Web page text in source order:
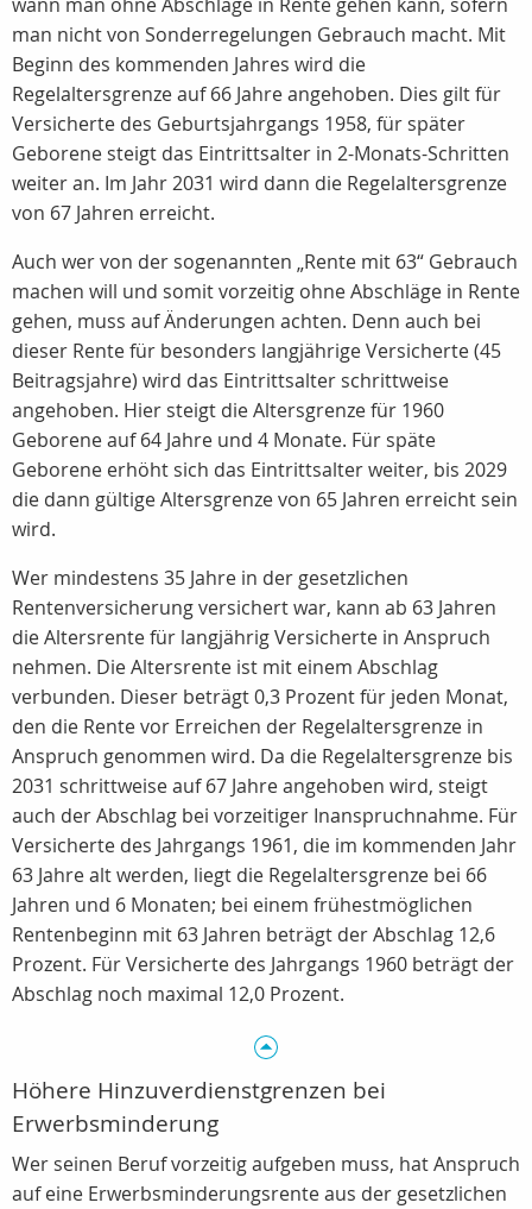
man nicht von Sonderregelungen Gebrauch macht. Mit
Beginn des kommenden Jahres wird die
Regelaltersgrenze auf 66 Jahre angehoben. Dies gilt für
Versicherte des Geburtsjahrgangs 1958, für später
Geborene steigt das Eintrittsalter in 2-Monats-Schritten
weiter an. Im Jahr 2031 wird dann die Regelaltersgrenze
von 67 Jahren erreicht.
Auch wer von der sogenannten „Rente mit 63“ Gebrauch
machen will und somit vorzeitig ohne Abschläge in Rente
gehen, muss auf Änderungen achten. Denn auch bei
dieser Rente für besonders langjährige Versicherte (45
Beitragsjahre) wird das Eintrittsalter schrittweise
angehoben. Hier steigt die Altersgrenze für 1960
Geborene auf 64 Jahre und 4 Monate. Für späte
Geborene erhöht sich das Eintrittsalter weiter, bis 2029
die dann gültige Altersgrenze von 65 Jahren erreicht sein
wird.
Wer mindestens 35 Jahre in der gesetzlichen
Rentenversicherung versichert war, kann ab 63 Jahren
die Altersrente für langjährig Versicherte in Anspruch
nehmen. Die Altersrente ist mit einem Abschlag
verbunden. Dieser beträgt 0,3 Prozent für jeden Monat,
den die Rente vor Erreichen der Regelaltersgrenze in
Anspruch genommen wird. Da die Regelaltersgrenze bis
2031 schrittweise auf 67 Jahre angehoben wird, steigt
auch der Abschlag bei vorzeitiger Inanspruchnahme. Für
Versicherte des Jahrgangs 1961, die im kommenden Jahr
63 Jahre alt werden, liegt die Regelaltersgrenze bei 66
Jahren und 6 Monaten; bei einem frühestmöglichen
Rentenbeginn mit 63 Jahren beträgt der Abschlag 12,6
Prozent. Für Versicherte des Jahrgangs 1960 beträgt der
Abschlag noch maximal 12,0 Prozent.
Höhere Hinzuverdienstgrenzen bei
Erwerbsminderung
Wer seinen Beruf vorzeitig aufgeben muss, hat Anspruch
auf eine Erwerbsminderungsrente aus der gesetzlichen